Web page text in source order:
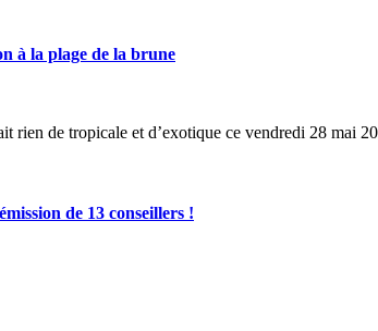
à la plage de la brune
rien de tropicale et d’exotique ce vendredi 28 mai
de 13 conseillers !